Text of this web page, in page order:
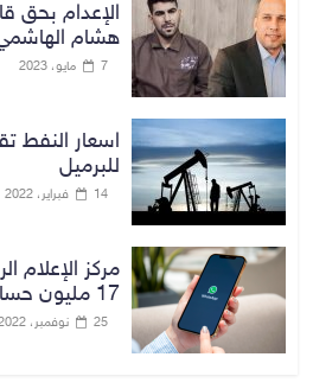
الإعدام بحق
هشام
7 مايو، 2023
للبرميل
14 فبراير، 2022
مركز الإعلام
17 مليون حساب واتساب من العراق
25 نوفمبر، 2022